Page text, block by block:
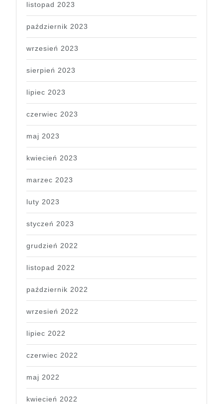
listopad 2023
październik 2023
wrzesień 2023
sierpień 2023
lipiec 2023
czerwiec 2023
maj 2023
kwiecień 2023
marzec 2023
luty 2023
styczeń 2023
grudzień 2022
listopad 2022
październik 2022
wrzesień 2022
lipiec 2022
czerwiec 2022
maj 2022
kwiecień 2022